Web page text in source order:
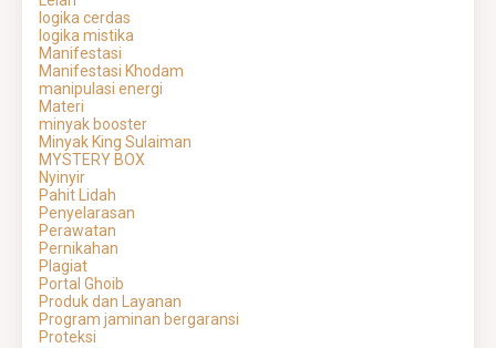
logika cerdas
logika mistika
Manifestasi
Manifestasi Khodam
manipulasi energi
Materi
minyak booster
Minyak King Sulaiman
MYSTERY BOX
Nyinyir
Pahit Lidah
Penyelarasan
Perawatan
Pernikahan
Plagiat
Portal Ghoib
Produk dan Layanan
Program jaminan bergaransi
Proteksi